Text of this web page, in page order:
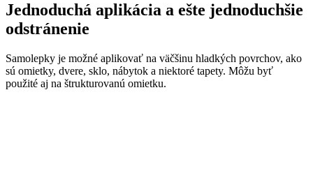
Jednoduchá aplikácia a ešte jednoduchšie
odstránenie
Samolepky je možné aplikovať na väčšinu hladkých povrchov, ako
sú omietky, dvere, sklo, nábytok a niektoré tapety. Môžu byť
použité aj na štrukturovanú omietku.